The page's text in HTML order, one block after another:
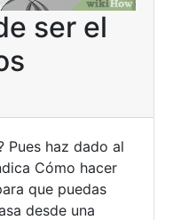
ser el
Pues haz dado al
Cómo hacer
que puedas
desde una